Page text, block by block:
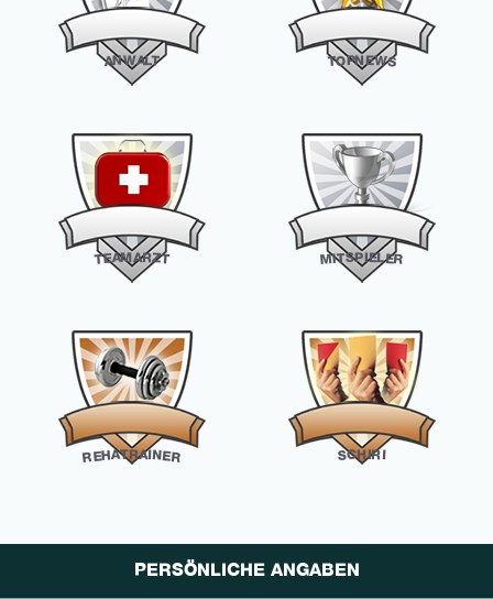
ANWALT TOPN EWS
TEAMARZT MITSPIELER
REHATRAINER SCHIRI
PERSÖNLICHE ANGABEN